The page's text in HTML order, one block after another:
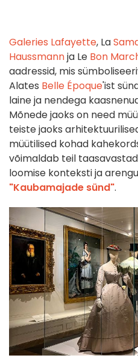
Galeries Lafayette, La
Haussmannja Le Bon
aadressid, mis
Alates Belle Époque'ist
laine ja nendega
Mõnede jaoks on need
teiste jaoks
müütilised kohad
võimaldab teil
loomise konteksti ja
"Kaubamajade sünd".